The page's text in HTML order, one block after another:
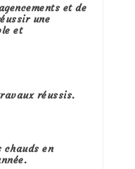
et de
une
et
réussis.
chauds en